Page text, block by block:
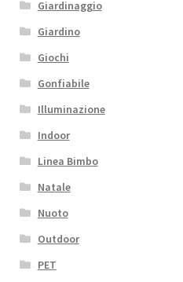
Giardinaggio
Giardino
Giochi
Gonfiabile
Illuminazione
Indoor
Linea Bimbo
Natale
Nuoto
Outdoor
PET